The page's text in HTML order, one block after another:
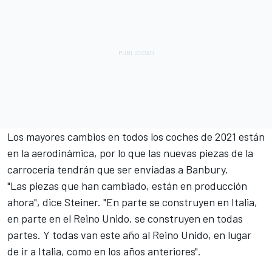
Los mayores cambios en todos los coches de 2021 están
en la aerodinámica, por lo que las nuevas piezas de la
carrocería tendrán que ser enviadas a Banbury.
"Las piezas que han cambiado, están en producción
ahora", dice Steiner. "En parte se construyen en Italia,
en parte en el Reino Unido, se construyen en todas
partes. Y todas van este año al Reino Unido, en lugar
de ir a Italia, como en los años anteriores".